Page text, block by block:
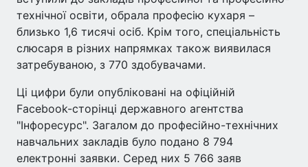
технічної освіти, обрала професію кухаря –
близько 1,6 тисячі осіб. Крім того, спеціальність
слюсаря в різних напрямках також виявилася
затребуваною, з 770 здобувачами.
Ці цифри були опубліковані на офіційній
Facebook-сторінці державного агентства
"Інфоресурс". Загалом до професійно-технічних
навчальних закладів було подано 8 794
електронні заявки. Серед них 5 766 заяв